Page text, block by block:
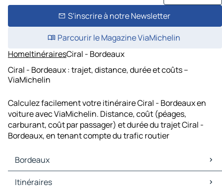
S'inscrire à notre Newsletter
Parcourir le Magazine ViaMichelin
HomeItinérairesCiral - Bordeaux
Ciral - Bordeaux : trajet, distance, durée et coûts –
ViaMichelin
Calculez facilement votre itinéraire Ciral - Bordeaux en
voiture avec ViaMichelin. Distance, coût (péages,
carburant, coût par passager) et durée du trajet Ciral -
Bordeaux, en tenant compte du trafic routier
Bordeaux
Bordeaux Cartes et plans
Itinéraires